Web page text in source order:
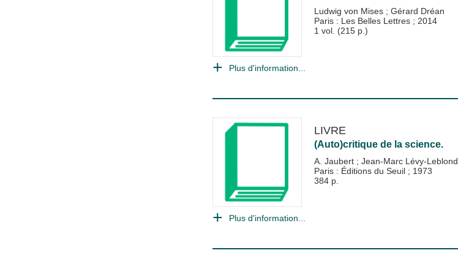
Ludwig von Mises ; Gérard Dréan
Paris : Les Belles Lettres ; 2014
1 vol. (215 p.)
Plus d'information...
LIVRE
(Auto)critique de la science.
A. Jaubert ; Jean-Marc Lévy-Leblond
Paris : Éditions du Seuil ; 1973
384 p.
Plus d'information...